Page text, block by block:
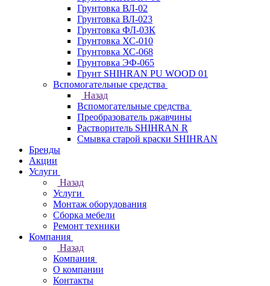
Грунтовка ВЛ-02
Грунтовка ВЛ-023
Грунтовка ФЛ-03К
Грунтовка ХС-010
Грунтовка ХС-068
Грунтовка ЭФ-065
Грунт SHIHRAN PU WOOD 01
Вспомогательные средства
Назад
Вспомогательные средства
Преобразователь ржавчины
Растворитель SHIHRAN R
Смывка старой краски SHIHRAN
Бренды
Акции
Услуги
Назад
Услуги
Монтаж оборудования
Сборка мебели
Ремонт техники
Компания
Назад
Компания
О компании
Контакты